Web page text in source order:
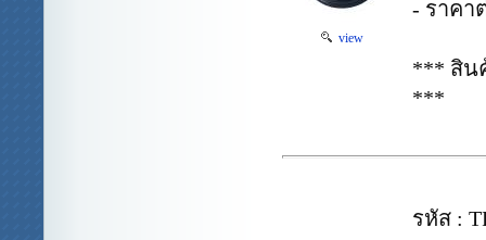
view
- ราคา
*** สิน
***
รหัส :